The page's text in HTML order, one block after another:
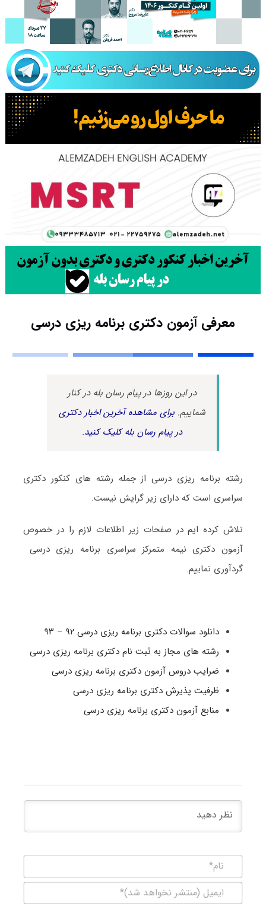
معرفی آزمون دکتری برنامه ریزی درسی
در این روزها در پیام رسان بله در کنار
شماییم.برای مشاهده آخرین اخبار دکتری
در پیام رسان بله کلیک کنید.
رشته برنامه ریزی درسی از جمله رشته های کنکور دکتری
سراسری است که دارای زیر گرایش نیست.
تلاش کرده ایم در صفحات زیر اطلاعات لازم را در خصوص
آزمون دکتری نیمه متمرکز سراسری برنامه ریزی درسی
گردآوری نماییم.
دانلود سوالات دکتری برنامه ریزی درسی ۹۲ – ۹۳
رشته های مجاز به ثبت نام دکتری برنامه ریزی درسی
ضرایب دروس آزمون دکتری برنامه ریزی درسی
ظرفیت پذیرش دکتری برنامه ریزی درسی
منابع آزمون دکتری برنامه ریزی درسی
(منتشر